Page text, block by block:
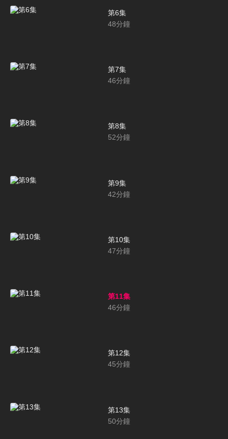
第6集
48分鐘
第7集
46分鐘
第8集
52分鐘
第9集
42分鐘
第10集
47分鐘
第11集
46分鐘
第12集
45分鐘
第13集
50分鐘